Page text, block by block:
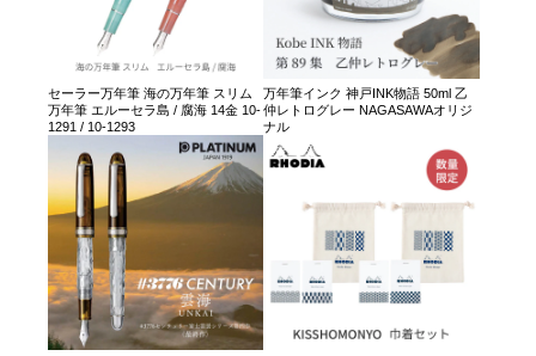
セーラー万年筆 海の万年筆 スリム
万年筆 エルーセラ島 / 腐海 14金 10-
1291 / 10-1293
万年筆インク 神戸INK物語 50ml 乙
仲レトログレー NAGASAWAオリジ
ナル